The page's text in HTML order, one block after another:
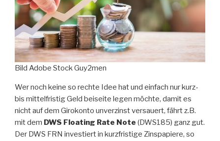
Bild Adobe Stock Guy2men
Wer noch keine so rechte Idee hat und einfach nur kurz-
bis mittelfristig Geld beiseite legen möchte, damit es
nicht auf dem Girokonto unverzinst versauert, fährt z.B.
mit dem DWS Floating Rate Note (DWS185) ganz gut.
Der DWS FRN investiert in kurzfristige Zinspapiere, so